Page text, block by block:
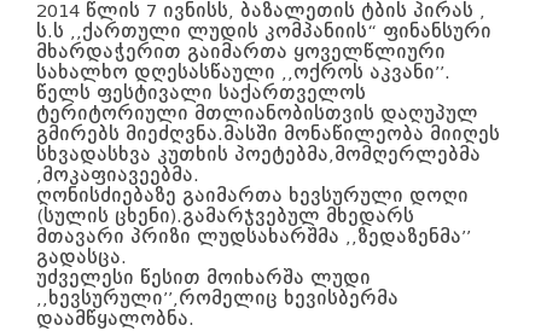
2014 წლის 7 ივნისს, ბაზალეთის ტბის პირას ,
ს.ს ,,ქართული ლუდის კომპანიის“ ფინანსური
მხარდაჭერით გაიმართა ყოველწლიური
სახალხო დღესასწაული ,,ოქროს აკვანი’’.
წელს ფესტივალი საქართველოს
ტერიტორიული მთლიანობისთვის დაღუპულ
გმირებს მიეძღვნა.მასში მონაწილეობა მიიღეს
სხვადასხვა კუთხის პოეტებმა,მომღერლებმა
,მოკაფიავეებმა.
ღონისძიებაზე გაიმართა ხევსურული დოღი
(სულის ცხენი).გამარჯვებულ მხედარს
მთავარი პრიზი ლუდსახარშმა ,,ზედაზენმა’’
გადასცა.
უძველესი წესით მოიხარშა ლუდი
,,ხევსურული’’,რომელიც ხევისბერმა
დაამწყალობნა.